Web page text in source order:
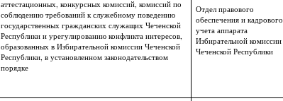
аттестационных, конкурсных комиссий, комиссий по
соблюдению требований к служебному поведению
государственных гражданских служащих Чеченской
Республики и урегулированию конфликта интересов,
образованных в Избирательной комиссии Чеченской
Республики, в установленном законодательством
порядке
Отдел правового
обеспечения и кадрового
учета аппарата
Избирательной комиссии
Чеченской Республики